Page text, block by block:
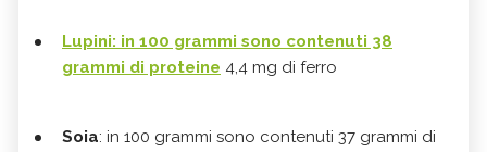
Lupini: in 100 grammi sono contenuti 38
grammi di proteine 4,4 mg di ferro
Soia: in 100 grammi sono contenuti 37 grammi di